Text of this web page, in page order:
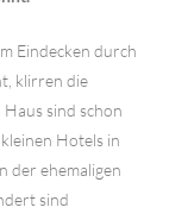
Eindecken durch
klirren die
sind schon
Hotels in
der ehemaligen
sind